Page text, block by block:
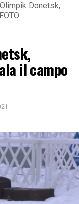
Donetsk,
il campo